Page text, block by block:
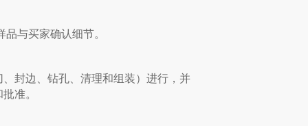
与买家确认细节。
封边、钻孔、清理和组装）进行，并
准。